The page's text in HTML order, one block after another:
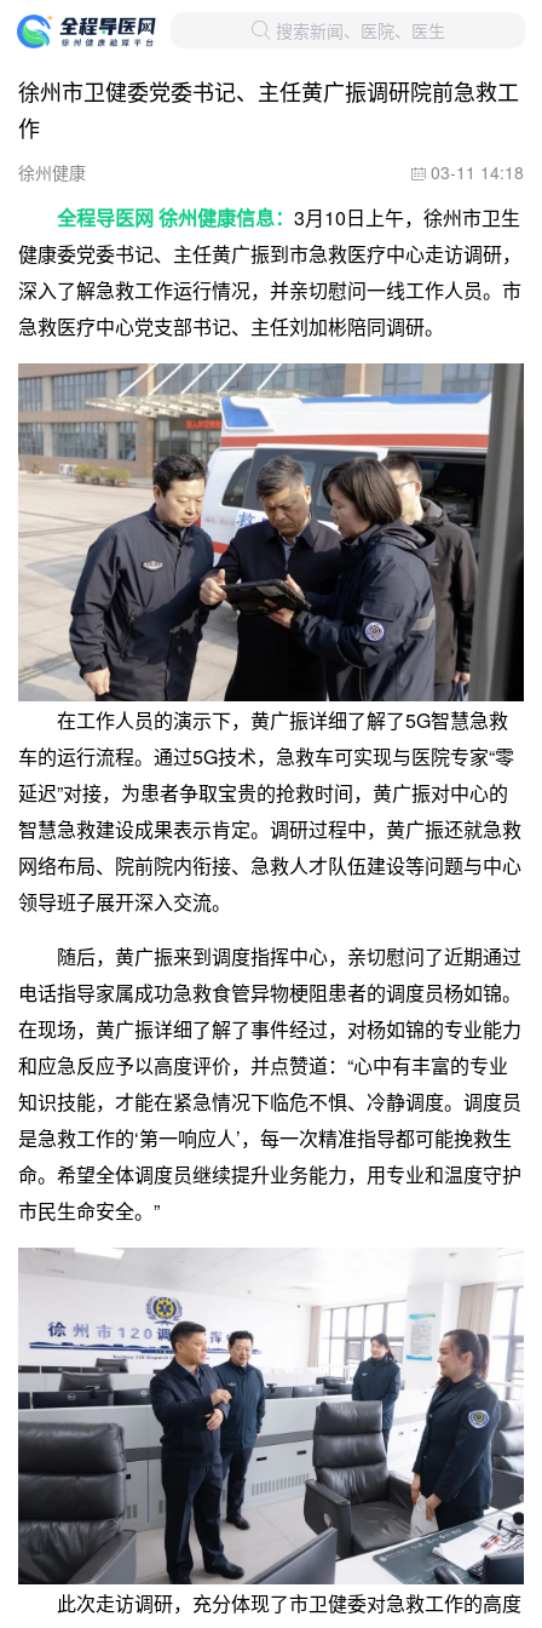
 搜索新闻、医院、医生
徐州市卫健委党委书记、主任黄广振调研院前急救工
作
徐州健康  03-11 14:18
全程导医网 徐州健康信息： 3月10日上午，徐州市卫生
健康委党委书记、主任黄广振到市急救医疗中心走访调研，
深入了解急救工作运行情况，并亲切慰问一线工作人员。市
急救医疗中心党支部书记、主任刘加彬陪同调研。
在工作人员的演示下，黄广振详细了解了5G智慧急救
车的运行流程。通过5G技术，急救车可实现与医院专家“零
延迟”对接，为患者争取宝贵的抢救时间，黄广振对中心的
智慧急救建设成果表示肯定。调研过程中，黄广振还就急救
网络布局、院前院内衔接、急救人才队伍建设等问题与中心
领导班子展开深入交流。
随后，黄广振来到调度指挥中心，亲切慰问了近期通过
电话指导家属成功急救食管异物梗阻患者的调度员杨如锦。
在现场，黄广振详细了解了事件经过，对杨如锦的专业能力
和应急反应予以高度评价，并点赞道：“心中有丰富的专业
知识技能，才能在紧急情况下临危不惧、冷静调度。调度员
是急救工作的‘第一响应人’，每一次精准指导都可能挽救生
命。希望全体调度员继续提升业务能力，用专业和温度守护
市民生命安全。”
此次走访调研，充分体现了市卫健委对急救工作的高度